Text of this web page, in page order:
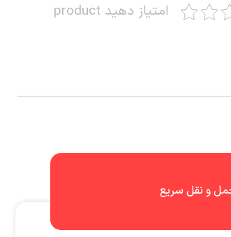
امتیاز دهید product
و نقل سریع